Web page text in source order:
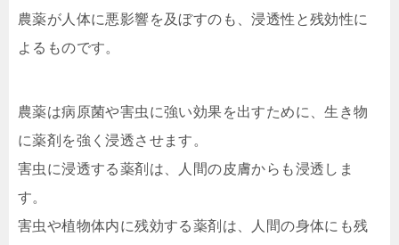
農薬が人体に悪影響を及ぼすのも、浸透性と残効性に
よるものです。
農薬は病原菌や害虫に強い効果を出すために、生き物
に薬剤を強く浸透させます。
害虫に浸透する薬剤は、人間の皮膚からも浸透しま
す。
害虫や植物体内に残効する薬剤は、人間の身体にも残